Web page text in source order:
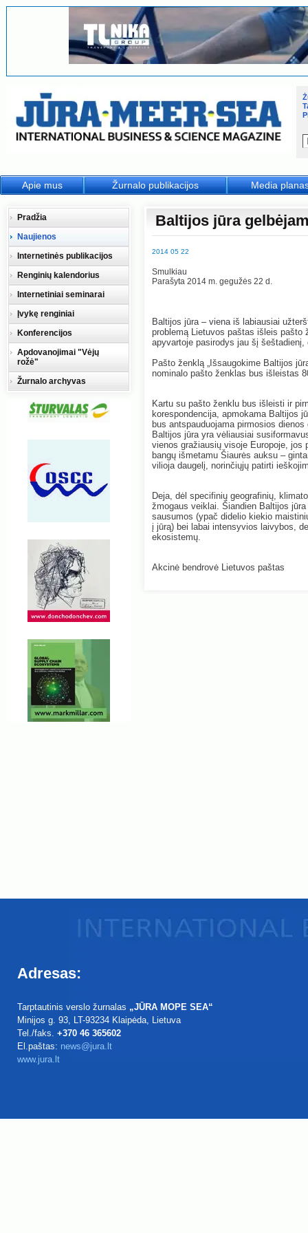
Baltijos jūra
2014 05 22
Smulkiau
Parašyta 2014 m. gegužės 22 d.
Baltijos jūra – viena iš labiausiai
problemą Lietuvos paštas išleis
apyvartoje pasirodys jau šį šeštadienį,
Pašto ženklą „Išsaugokime Baltijos
nominalo pašto ženklas bus išleistas
Kartu su pašto ženklu bus išleisti ir
korespondencija, apmokama Baltijos
bus antspauduojama pirmosios
Baltijos jūra yra vėliausiai
vienos gražiausių visoje Europoje, jos
bangų išmetamu Šiaurės auksu –
vilioja daugelį, norinčiųjų patirti
Deja, dėl specifinių geografinių,
žmogaus veiklai. Šiandien Baltijos
sausumos (ypač didelio kiekio
į jūrą) bei labai intensyvios laivybos,
ekosistemų.
Akcinė bendrovė Lietuvos paštas
Pradžia
Naujienos
Internetinės publikacijos
Renginių kalendorius
Internetiniai seminarai
Įvykę renginiai
Konferencijos
Apdovanojimai "Vėjų
rožė"
Žurnalo archyvas
Apie mus Žurnalo publikacijos Media
Adresas:
Tarptautinis verslo žurnalas „JŪRA MOPE SEA“
Minijos g. 93, LT-93234 Klaipėda, Lietuva
Tel./faks. +370 46 365602
El.paštas: news@jura.lt
www.jura.lt